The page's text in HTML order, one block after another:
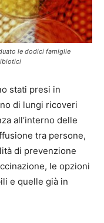
le dodici famiglie
stati presi in
di lungi ricoveri
all’interno delle
tra persone,
di prevenzione
le opzioni
e quelle già in